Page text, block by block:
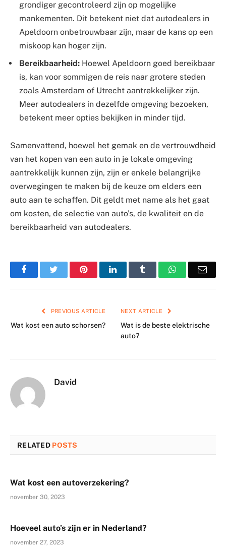
grondiger gecontroleerd zijn op mogelijke
mankementen. Dit betekent niet dat autodealers in
Apeldoorn onbetrouwbaar zijn, maar de kans op een
miskoop kan hoger zijn.
Bereikbaarheid: Hoewel Apeldoorn goed bereikbaar
is, kan voor sommigen de reis naar grotere steden
zoals Amsterdam of Utrecht aantrekkelijker zijn.
Meer autodealers in dezelfde omgeving bezoeken,
betekent meer opties bekijken in minder tijd.
Samenvattend, hoewel het gemak en de vertrouwdheid
van het kopen van een auto in je lokale omgeving
aantrekkelijk kunnen zijn, zijn er enkele belangrijke
overwegingen te maken bij de keuze om elders een
auto aan te schaffen. Dit geldt met name als het gaat
om kosten, de selectie van auto’s, de kwaliteit en de
bereikbaarheid van autodealers.
FacebookTwitter PinterestLinkedIn Tumblr WhatsApp
PREVIOUS ARTICLE
Wat kost een auto schorsen?
NEXT ARTICLE
Wat is de beste elektrische
auto?
David
RELATED POSTS
Wat kost een autoverzekering?
november 30, 2023
Hoeveel auto’s zijn er in Nederland?
november 27, 2023